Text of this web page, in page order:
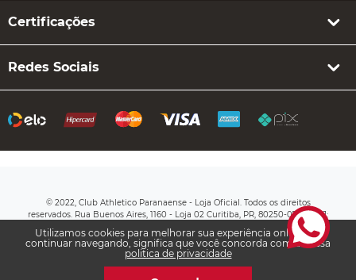
Utilizamos cookies para melhorar sua experiência online. Ao
continuar navegando, significa que você concorda com a nossa
politica de privacidade
Certificações
Redes Sociais
© 2022, Club Athletico Paranaense - Loja Oficial. Todos os direitos
reservados. Rua Buenos Aires, 1160 - Loja 02 Curitiba, PR, 80250-070 CNPJ:
76.710.649/0003-20